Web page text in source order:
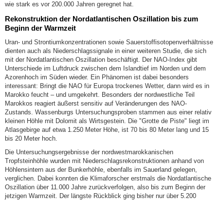
wie stark es vor 200.000 Jahren geregnet hat.
Rekonstruktion der Nordatlantischen Oszillation bis zum
Beginn der Warmzeit
Uran- und Strontiumkonzentrationen sowie Sauerstoffisotopenverhältnisse
dienten auch als Niederschlagssignale in einer weiteren Studie, die sich
mit der Nordatlantischen Oszillation beschäftigt. Der NAO-Index gibt
Unterschiede im Luftdruck zwischen dem Islandtief im Norden und dem
Azorenhoch im Süden wieder. Ein Phänomen ist dabei besonders
interessant: Bringt die NAO für Europa trockenes Wetter, dann wird es in
Marokko feucht – und umgekehrt. Besonders der nordwestliche Teil
Marokkos reagiert äußerst sensitiv auf Veränderungen des NAO-
Zustands. Wassenburgs Untersuchungsproben stammen aus einer relativ
kleinen Höhle mit Dolomit als Wirtsgestein. Die "Grotte de Piste" liegt im
Atlasgebirge auf etwa 1.250 Meter Höhe, ist 70 bis 80 Meter lang und 15
bis 20 Meter hoch.
Die Untersuchungsergebnisse der nordwestmarokkanischen
Tropfsteinhöhle wurden mit Niederschlagsrekonstruktionen anhand von
Höhlensintern aus der Bunkerhöhle, ebenfalls im Sauerland gelegen,
verglichen. Dabei konnten die Klimaforscher erstmals die Nordatlantische
Oszillation über 11.000 Jahre zurückverfolgen, also bis zum Beginn der
jetzigen Warmzeit. Der längste Rückblick ging bisher nur über 5.200